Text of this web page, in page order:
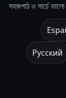
সহজপাঠ ও সার্চে
Русский